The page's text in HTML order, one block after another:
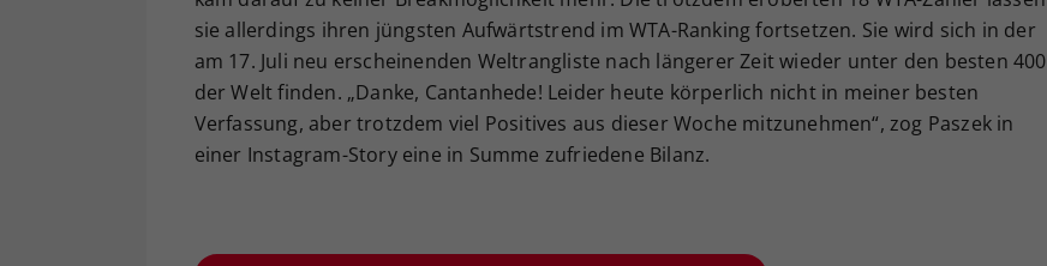
sie allerdings ihren jüngsten Aufwärtstrend im WTA-Ranking fortsetzen. Sie wird sich in der
am 17. Juli neu erscheinenden Weltrangliste nach längerer Zeit wieder unter den besten 400
der Welt finden. „Danke, Cantanhede! Leider heute körperlich nicht in meiner besten
Verfassung, aber trotzdem viel Positives aus dieser Woche mitzunehmen“, zog Paszek in
einer Instagram-Story eine in Summe zufriedene Bilanz.